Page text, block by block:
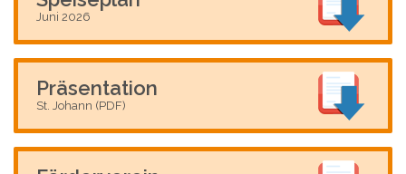
Juni 2026
Präsentation
St. Johann (PDF)